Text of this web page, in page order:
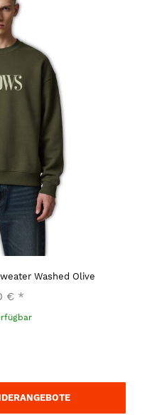
Washed Olive
€ *